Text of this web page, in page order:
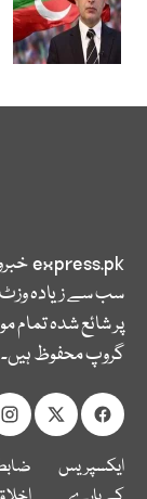
express.pk
سب سے زیادہ
پر شائع شدہ
گروپ محفوظ ہیں۔
ایکسپریس